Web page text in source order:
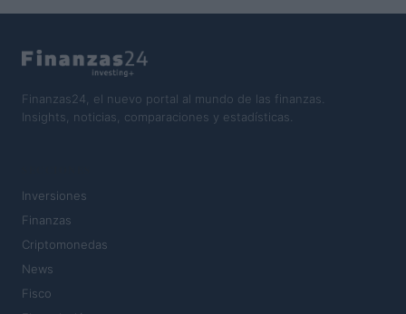
Finanzas24, el nuevo portal al mundo de las finanzas.
Insights, noticias, comparaciones y estadísticas.
Inversiones
Finanzas
Criptomonedas
News
Fisco